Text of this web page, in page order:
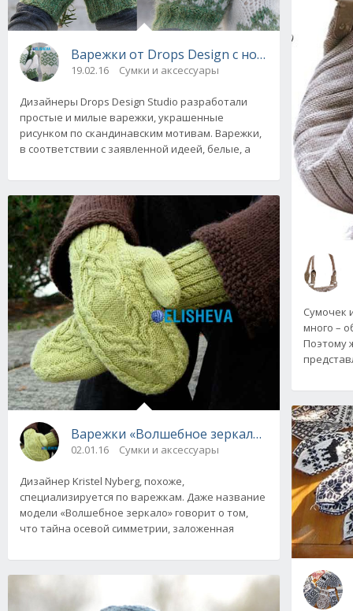
Варежки от Drops Design с норвежским
19.02.16 Сумки и аксессуары
Дизайнеры Drops Design Studio разработали
простые и милые варежки, украшенные
рисунком по скандинавским мотивам. Варежки,
в соответствии с заявленной идеей, белые, а
Варежки «Волшебное зеркало» от Kristel
02.01.16 Сумки и аксессуары
Дизайнер Kristel Nyberg, похоже,
специализируется по варежкам. Даже название
модели «Волшебное зеркало» говорит о том,
что тайна осевой симметрии, заложенная
Сумочек
много –
Поэтому